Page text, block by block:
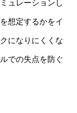
ュレーションし
想定するかをイ
になりにくくな
での失点を防ぐ